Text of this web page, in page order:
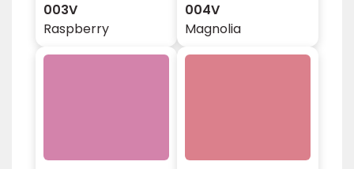
003V
Raspberry
004V
Magnolia